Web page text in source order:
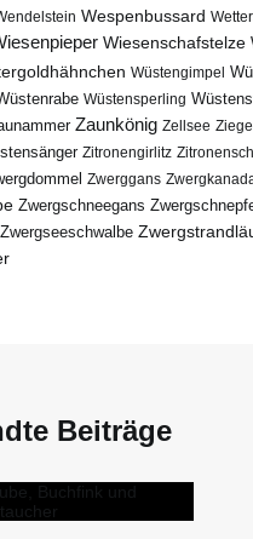
Wespenbussard
Wiesenschafstelze
Wüstengimpel
Wüstensperling
Zaunkönig Zellsee
Zitronengirlitz
Zwerggans
Zwergschneegans
Zwergseeschwalbe
Beiträge